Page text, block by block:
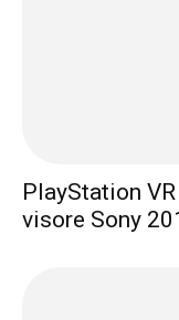
PlayStation
visore Sony